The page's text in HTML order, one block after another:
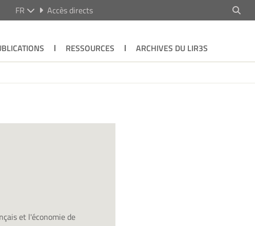
FR Accès directs
RESSOURCES
ARCHIVES DU LIR3S
et l'économie de